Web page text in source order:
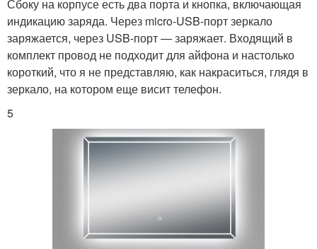
Сбоку на корпусе есть два порта и кнопка, включающая
индикацию заряда. Через micro-USB-порт зеркало
заряжается, через USB-порт — заряжает. Входящий в
комплект провод не подходит для айфона и настолько
короткий, что я не представляю, как накраситься, глядя в
зеркало, на котором еще висит телефон.
5